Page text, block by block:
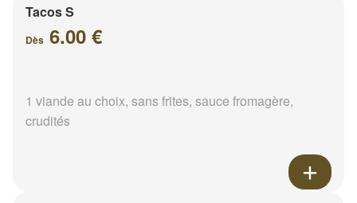
Tacos S
Dès 6.00 €
1 viande au choix, sans frites, sauce fromagère,
crudités